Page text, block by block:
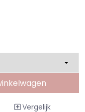
Vergelijk